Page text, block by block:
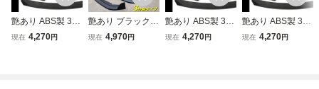
艶あり ABS製 3分
割 汎用 軽量 カナ
現在 4,270円
艶あり ブラック A
BS 3分割 汎用 軽
現在 4,970円
艶あり ABS製 3分
割 汎用 軽量 カナ
現在 4,270円
艶あり ABS製 3分
割 組み立て 汎用
現在 4,270円